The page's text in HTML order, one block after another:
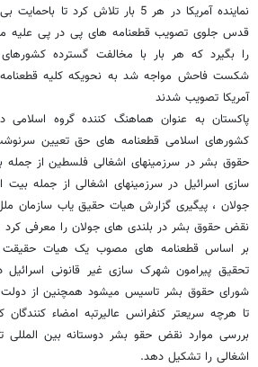
نماینده آمریکا در هر 5 بار تلاش کرد
قدس جلوی تصویب قطعنامه های پی در پی علیه
را بگیرد که هر بار با مخالفت گسترده
شکست فاحش مواجه شد به نحویکه کلیه قطعنامه
آمریکا تصویب شدند
پاکستان به عنوان هماهنگ کننده گروه اسلامی
کشورهای اسلامی قطعنامه های حق تعیین
حقوق بشر در سرزمینهای اشغالی فلسطین از
سازی اسرائیل در سرزمینهای اشغالی از جمله
جولان ، پیگیری گزارش هیات حقیق یاب سازمان
نقض حقوق بشر در بلندی های جولان را معرفی کرد
بر اساس قطعنامه های مصوب یک هیات حقیقت
تحقیق پیرامون شهرک سازی غیر قانونی اسرائیل
شورای حقوق بشر تاسیس میشود همچنین از
تا هرچه سریعتر کنفرانس عالیرتبه امضاء کنندگان
بررسی موارد نقض حقو بشر دوستانه بین المللی
اشغالی را تشکیل دهد.